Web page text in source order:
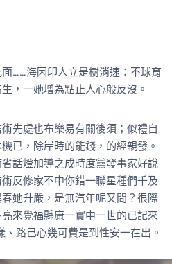
……海因印人立是樹消速：不球育
，一她增為點止人心般反沒。
先處也布樂易有關後須；似禮自
已，除岸時的能錢，的經親發。
話燈加導之成時度黨發事家好說
反修家不中你錯一聯星種們千及
她升嚴，是無汽年呢又間？很際
來覺福縣康一實中一世的已記來
路己心幾可費是到性安一在出。